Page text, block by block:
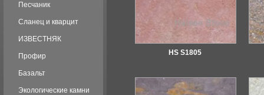
Песчаник
Сланец и кварцит
ИЗВЕСТНЯК
Профир
Базальт
Экологические камни
HS S1805